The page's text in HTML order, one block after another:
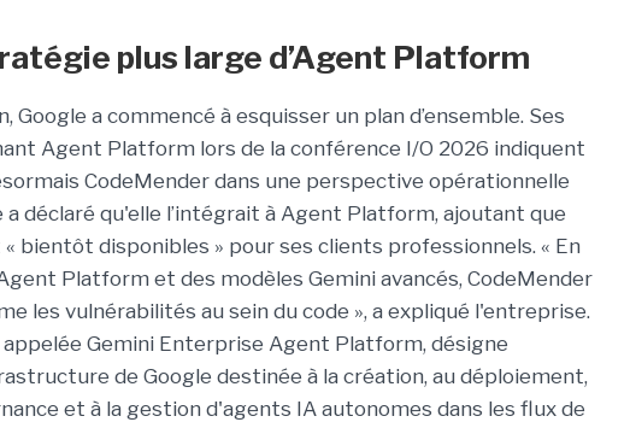
plus large d’Agent Platform
Google a commencé à esquisser un plan d’ensemble. Ses
Agent Platform lors de la conférence I/O 2026 indiquent
CodeMender dans une perspective opérationnelle
a déclaré qu'elle l’intégrait à Agent Platform, ajoutant que
bientôt disponibles » pour ses clients professionnels. « En
Platform et des modèles Gemini avancés, CodeMender
les vulnérabilités au sein du code », a expliqué l'entreprise.
Gemini Enterprise Agent Platform, désigne
de Google destinée à la création, au déploiement,
et à la gestion d'agents IA autonomes dans les flux de